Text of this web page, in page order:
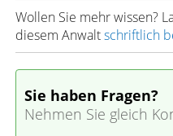
Wollen Sie mehr wissen?
diesem Anwaltschriftlich
Sie haben Fragen?
Nehmen Sie gleich